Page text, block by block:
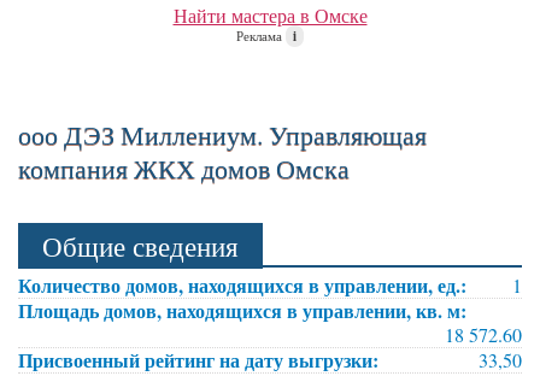
Найти мастера в Омске
Реклама i
ооо ДЭЗ Миллениум. Управляющая
компания ЖКХ домов Омска
Общие сведения
Количество домов, находящихся в управлении, ед.: 1
Площадь домов, находящихся в управлении, кв. м:
18 572.60
Присвоенный рейтинг на дату выгрузки: 33,50